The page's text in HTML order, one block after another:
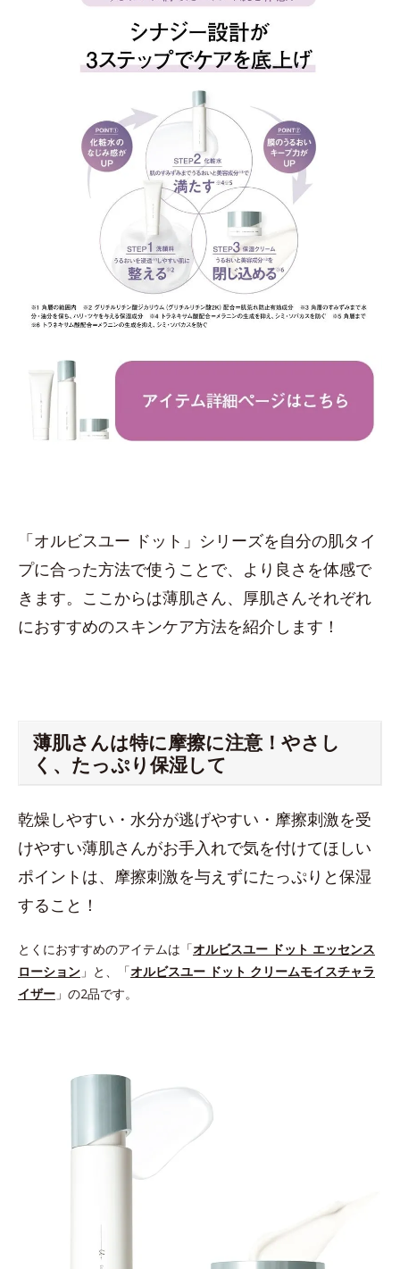
「オルビスユー ドット」シリーズを自分の肌タイ
プに合った方法で使うことで、より良さを体感で
きます。ここからは薄肌さん、厚肌さんそれぞれ
におすすめのスキンケア方法を紹介します！
薄肌さんは特に摩擦に注意！やさし
く、たっぷり保湿して
乾燥しやすい・水分が逃げやすい・摩擦刺激を受
けやすい薄肌さんがお手入れで気を付けてほしい
ポイントは、摩擦刺激を与えずにたっぷりと保湿
すること！
とくにおすすめのアイテムは「オルビスユー ドット エッセンス
ローション 」と、「オルビスユー ドット クリームモイスチャラ
イザー 」の2品です。